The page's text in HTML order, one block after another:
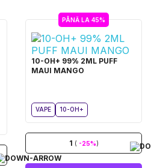
PÂNĂ LA 45%
10-OH+ 99% 2ML PUFF
MAUI MANGO
VAPE 10-OH+
1 ( -25%)